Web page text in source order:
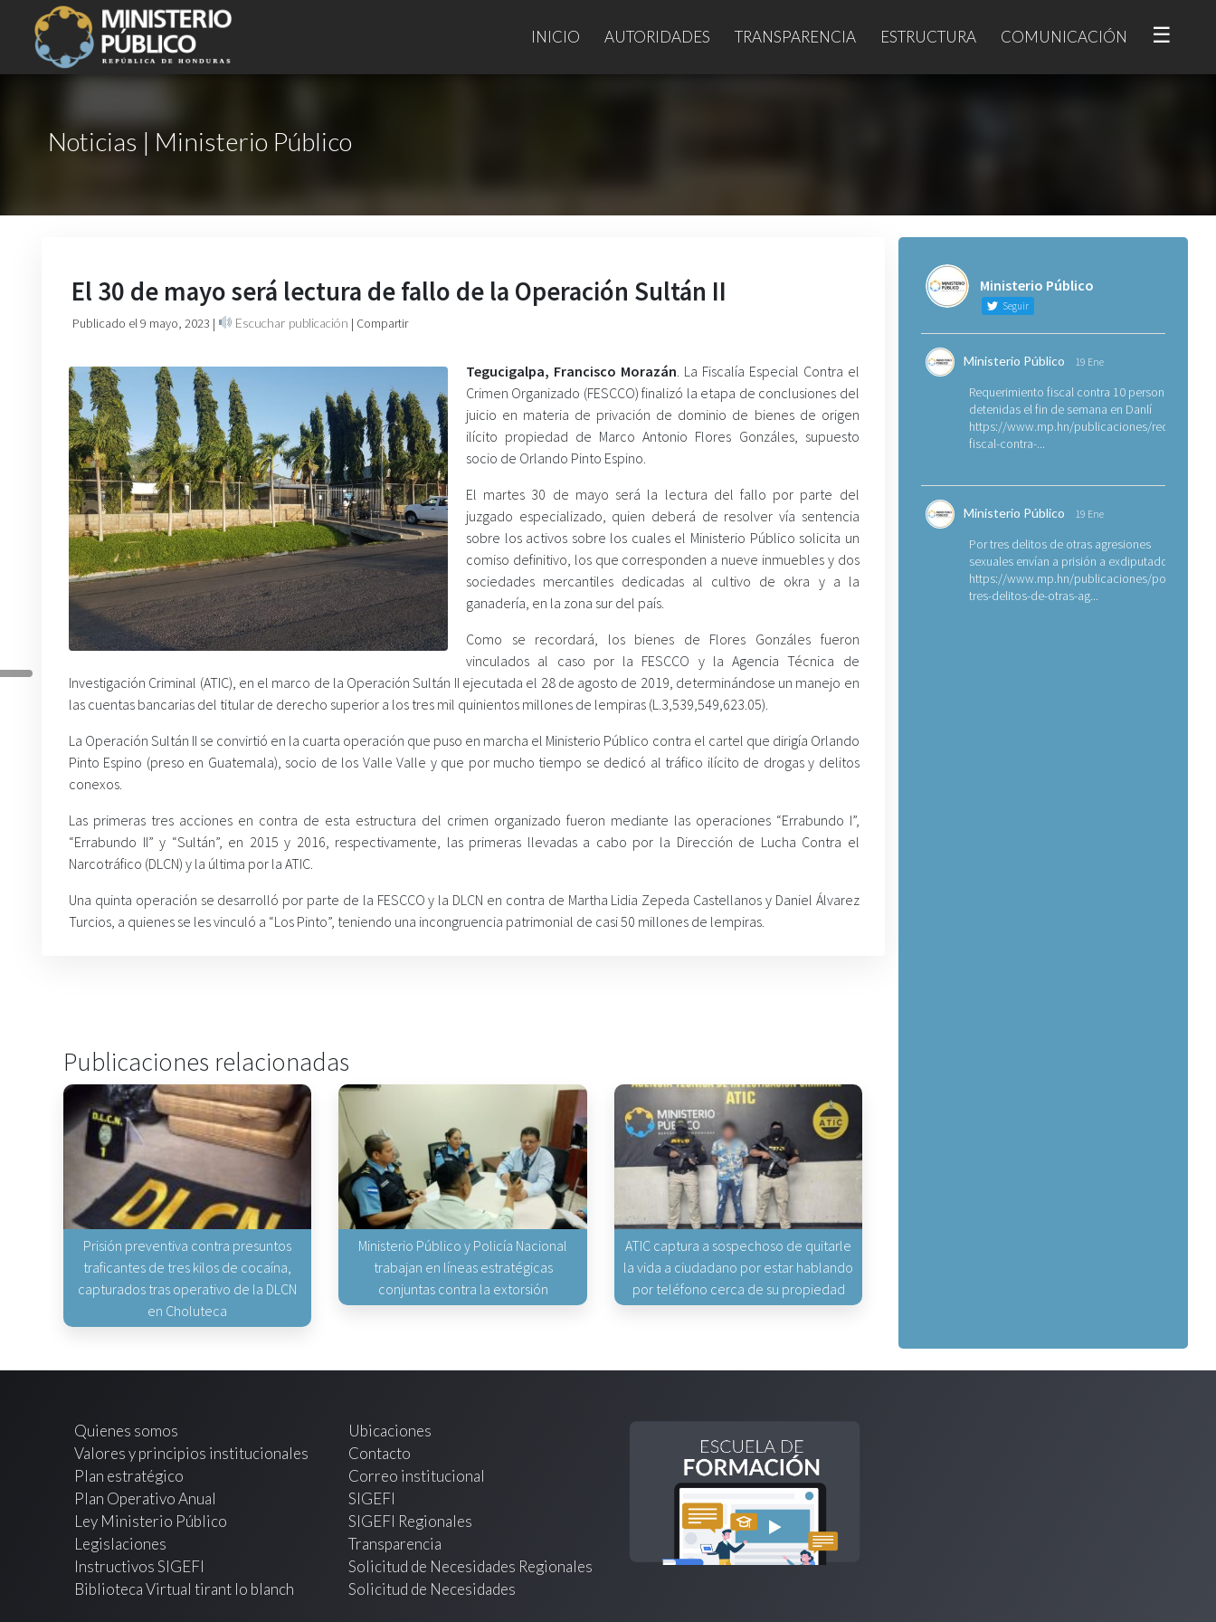
INICIO AUTORIDADES TRANSPARENCIA ESTRUCTURA COMUNICACIÓN ☰
Noticias | Ministerio Público
El 30 de mayo será lectura de fallo de la Operación Sultán II
Publicado el 9 mayo, 2023 | Escuchar publicación | Compartir
Tegucigalpa, Francisco Morazán. La Fiscalía Especial Contra el
Crimen Organizado (FESCCO) finalizó la etapa de conclusiones del
juicio en materia de privación de dominio de bienes de origen
ilícito propiedad de Marco Antonio Flores Gonzáles, supuesto
socio de Orlando Pinto Espino.
El martes 30 de mayo será la lectura del fallo por parte del
juzgado especializado, quien deberá de resolver vía sentencia
sobre los activos sobre los cuales el Ministerio Público solicita un
comiso definitivo, los que corresponden a nueve inmuebles y dos
sociedades mercantiles dedicadas al cultivo de okra y a la
ganadería, en la zona sur del país.
Como se recordará, los bienes de Flores Gonzáles fueron
vinculados al caso por la FESCCO y la Agencia Técnica de
Investigación Criminal (ATIC), en el marco de la Operación Sultán II ejecutada el 28 de agosto de 2019, determinándose un manejo en
las cuentas bancarias del titular de derecho superior a los tres mil quinientos millones de lempiras (L.3,539,549,623.05).
La Operación Sultán II se convirtió en la cuarta operación que puso en marcha el Ministerio Público contra el cartel que dirigía Orlando
Pinto Espino (preso en Guatemala), socio de los Valle Valle y que por mucho tiempo se dedicó al tráfico ilícito de drogas y delitos
conexos.
Las primeras tres acciones en contra de esta estructura del crimen organizado fueron mediante las operaciones “Errabundo I”,
“Errabundo II” y “Sultán”, en 2015 y 2016, respectivamente, las primeras llevadas a cabo por la Dirección de Lucha Contra el
Narcotráfico (DLCN) y la última por la ATIC.
Una quinta operación se desarrolló por parte de la FESCCO y la DLCN en contra de Martha Lidia Zepeda Castellanos y Daniel Álvarez
Turcios, a quienes se les vinculó a “Los Pinto”, teniendo una incongruencia patrimonial de casi 50 millones de lempiras.
Publicaciones relacionadas
Prisión preventiva contra presuntos
traficantes de tres kilos de cocaína,
capturados tras operativo de la DLCN
en Choluteca
Ministerio Público y Policía Nacional
trabajan en líneas estratégicas
conjuntas contra la extorsión
ATIC captura a sospechoso de quitarle
la vida a ciudadano por estar hablando
por teléfono cerca de su propiedad
Ministerio Público
Seguir
Ministerio Público 19 Ene
Requerimiento fiscal contra 10 personas
detenidas el fin de semana en Danlí
https://www.mp.hn/publicaciones/
fiscal-contra-...
Ministerio Público 19 Ene
Por tres delitos de otras agresiones
sexuales envían a prisión a exdiputado
https://www.mp.hn/publicaciones/por-
tres-delitos-de-otras-ag...
Quienes somos
Valores y principios institucionales
Plan estratégico
Plan Operativo Anual
Ley Ministerio Público
Legislaciones
Instructivos SIGEFI
Biblioteca Virtual tirant lo blanch
Ubicaciones
Contacto
Correo institucional
SIGEFI
SIGEFI Regionales
Transparencia
Solicitud de Necesidades Regionales
Solicitud de Necesidades